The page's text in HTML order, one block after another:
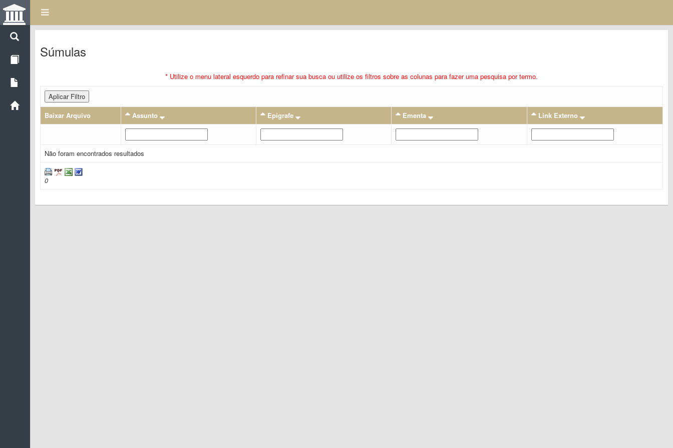
Súmulas
* Utilize o menu lateral esquerdo para refinar sua busca ou utilize os filtros sobre as colunas para fazer uma pesquisa por termo.
Aplicar Filtro
Baixar Arquivo
Assunto Epigrafe Ementa Link Externo
Não foram encontrados resultados
0